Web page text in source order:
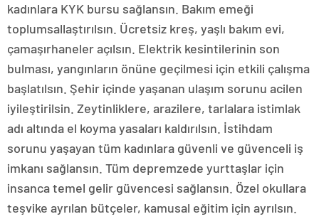
kadınlara KYK bursu sağlansın. Bakım emeği
toplumsallaştırılsın. Ücretsiz kreş, yaşlı bakım evi,
çamaşırhaneler açılsın. Elektrik kesintilerinin son
bulması, yangınların önüne geçilmesi için etkili çalışma
başlatılsın. Şehir içinde yaşanan ulaşım sorunu acilen
iyileştirilsin. Zeytinliklere, arazilere, tarlalara istimlak
adı altında el koyma yasaları kaldırılsın. İstihdam
sorunu yaşayan tüm kadınlara güvenli ve güvenceli iş
imkanı sağlansın. Tüm depremzede yurttaşlar için
insanca temel gelir güvencesi sağlansın. Özel okullara
teşvike ayrılan bütçeler, kamusal eğitim için ayrılsın.